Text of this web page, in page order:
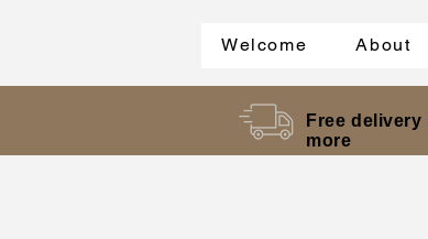
Welcome About
Free delivery
more